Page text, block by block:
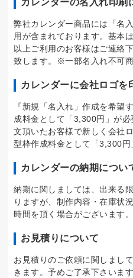
カレンダーの名入れ印刷
弊社カレンダー商品には「名
用が含まれております。基本
以上ご利用のお客様はご連絡
致します。※一部名入れ不可商
カレンダーに会社ロゴを
『新規「名入れ」作成を希望
成料金として「3,300円」が
文頂いたお客様で新しく会社
型枠作成料金として「3,300円
カレンダーの納期につい
納期に関しましては、出来る
りますが、制作内容・在庫状
時間を頂く場合がございます
お見積りについて
お見積りのご依頼に関しまし
きます。予めご了承下さいま